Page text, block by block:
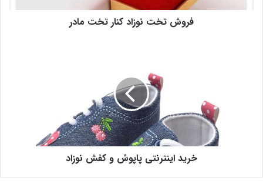
فروش تخت نوزاد کنار تخت مادر
خرید اینترنتی پاپوش و کفش نوزاد